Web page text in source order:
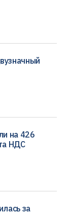
на 426
НДС
за